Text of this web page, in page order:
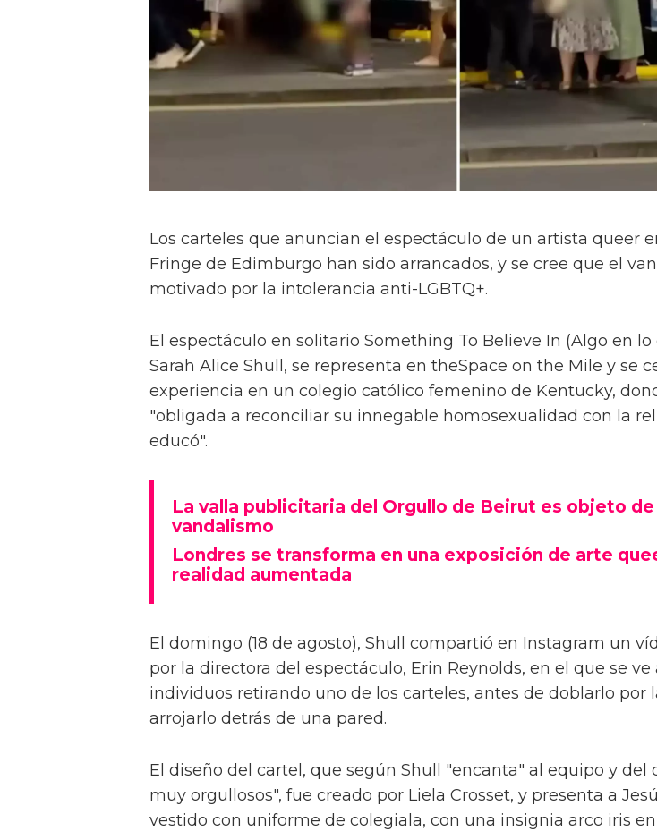
Los carteles que anuncian el espectáculo de un artista queer
Fringe de Edimburgo han sido arrancados, y se cree que el
motivado por la intolerancia anti-LGBTQ+.
El espectáculo en solitario Something To Believe In (Algo en lo
Sarah Alice Shull, se representa en theSpace on the Mile y se
experiencia en un colegio católico femenino de Kentucky,
"obligada a reconciliar su innegable homosexualidad con la
educó".
La valla publicitaria del Orgullo de Beirut es objeto de
vandalismo
Londres se transforma en una exposición de arte
realidad aumentada
El domingo (18 de agosto), Shull compartió en Instagram un
por la directora del espectáculo, Erin Reynolds, en el que se ve
individuos retirando uno de los carteles, antes de doblarlo por
arrojarlo detrás de una pared.
El diseño del cartel, que según Shull "encanta" al equipo y del
muy orgullosos", fue creado por Liela Crosset, y presenta a
vestido con uniforme de colegiala, con una insignia arco iris